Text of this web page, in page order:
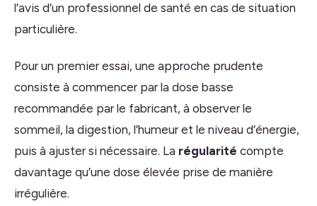
l’avis d’un professionnel de santé en cas de situation
particulière.
Pour un premier essai, une approche prudente
consiste à commencer par la dose basse
recommandée par le fabricant, à observer le
sommeil, la digestion, l’humeur et le niveau d’énergie,
puis à ajuster si nécessaire. La régularité compte
davantage qu’une dose élevée prise de manière
irrégulière.